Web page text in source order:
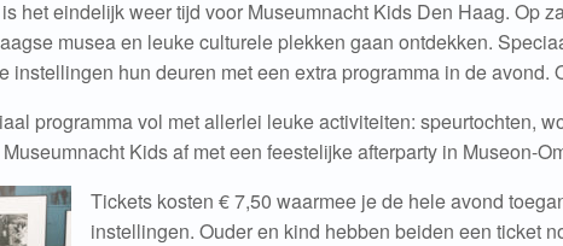
het eindelijk weer tijd voor Museumnacht Kids Den Haag. Op
musea en leuke culturele plekken gaan ontdekken.
instellingen hun deuren met een extra programma in de avond.
programma vol met allerlei leuke activiteiten: speurtochten,
Kids af met een feestelijke afterparty in Museon-
Tickets kosten € 7,50 waarmee je de hele avond
instellingen. Ouder en kind hebben beiden een ticket